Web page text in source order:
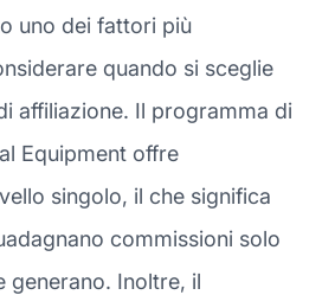
uno dei fattori più
quando si sceglie
affiliazione. Il programma di
Equipment offre
singolo, il che significa
commissioni solo
generano. Inoltre, il